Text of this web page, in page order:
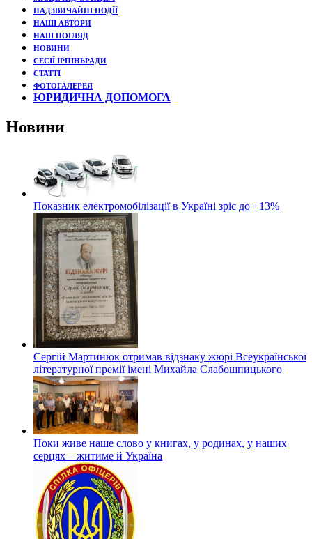
НАДЗВИЧАЙНІ ПОДЇЇ
НАШІ АВТОРИ
НАШ ПОГЛЯД
НОВИНИ
СЕСІЇ ІРПІНЬРАДИ
СТАТТІ
ФОТОГАЛЕРЕЯ
ЮРИДИЧНА ДОПОМОГА
Новини
Показник електромобілізації в Україні зріс до +13%
Сергій Мартинюк отримав відзнаку жюрі Всеукраїнської
літературної премії імені Михайла Слабошпицького
Поки живе наше слово у книгах, у родинах, у наших
серцях – житиме й Україна